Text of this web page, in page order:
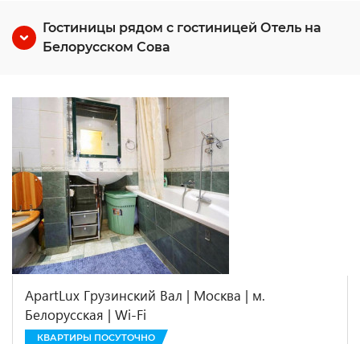
Гостиницы рядом с гостиницей Отель на
Белорусском Сова
ApartLux Грузинский Вал | Москва | м.
Белорусская | Wi-Fi
КВАРТИРЫ ПОСУТОЧНО